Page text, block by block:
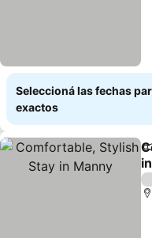
Seleccioná las fechas
exactos